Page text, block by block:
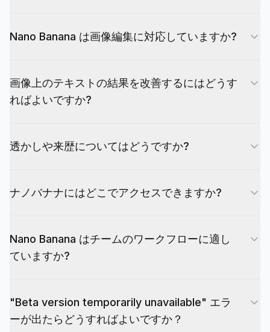
メージ プレビューのドキュメントに「Nano
EvoLink は、ルーティングに正式なモデル名を使
用しながら、わかりやすくするために UI にニック
出力に結合できるため、スタイル、レイアウト、ま
ボードをアップロードし、両方に一致するヒーロー
画像を作成するように依頼できます。これは、キャ
に役立ちます。最良の結果を得るには、入力に焦点
Nano Banana は画像編集に対応していますか?
ートしています。プロンプト全体を書き直すことな
く、新しい背景、照明の調整、別のオブジェクトな
短く、チームの作業の迅速化に役立ちます。クリー
とスタイルを保持できるように、小さな具体的な編
画像上のテキストの結果を改善するにはどうす
ればよいですか?
し、小見出し、小さな文字) を指定します。モデル
す。正確な文言を入力し、複数の言語が必要な場合
高めるために無地の背景をリクエストすることもで
きます。シーン全体を変更するのではなく、小さな
透かしや来歴についてはどうですか?
で生成されたものであることを示す、目に見えない
ートするのに役立ちます。運用ワークフローでも、
プロンプト、参照、承認を社内で文書化する必要が
自の資産追跡およびレビュー手順と組み合わせるこ
とで、コンプライアンス プロセスにうまく適合し
ナノバナナにはどこでアクセスできますか?
Studio、Vertex AI を通じて Gemini 2.5 Flash イ
メージを利用できるようになります。 EvoLink は
グできます。可用性、クォータ、およびリージョン
はプロバイダー アカウントによって異なるため、
Nano Banana はチームのワークフローに適し
ていますか?
るため、多くの反復と承認が必要なチームにとって
実用的です。デザイナーは複数のコンセプトを迅速
"Beta version temporarily unavailable" エラ
ーが出たらどうすればよいですか？